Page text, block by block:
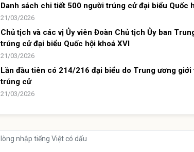
Danh sách chi tiết 500 người trúng cử đại biểu Quốc
21/03/2026
Chủ tịch và các vị Ủy viên Đoàn Chủ tịch Ủy ban
trúng cử đại biểu Quốc hội khoá XVI
21/03/2026
Lần đầu tiên có 214/216 đại biểu do Trung ương giới
trúng cử
21/03/2026